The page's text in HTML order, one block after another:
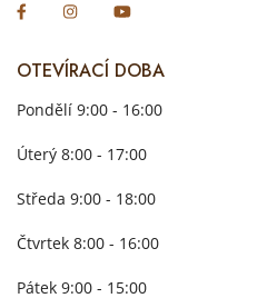
OTEVÍRACÍ DOBA
Pondělí 9:00 - 16:00
Úterý 8:00 - 17:00
Středa 9:00 - 18:00
Čtvrtek 8:00 - 16:00
Pátek 9:00 - 15:00